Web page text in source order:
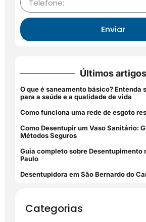
Enviar
Últimos artigos
O que é saneamento básico? Entenda
para a saúde e a qualidade de vida
Como funciona uma rede de esgoto
Como Desentupir um Vaso Sanitário:
Métodos Seguros
Guia completo sobre Desentupimento
Paulo
Desentupidora em São Bernardo do
Categorias